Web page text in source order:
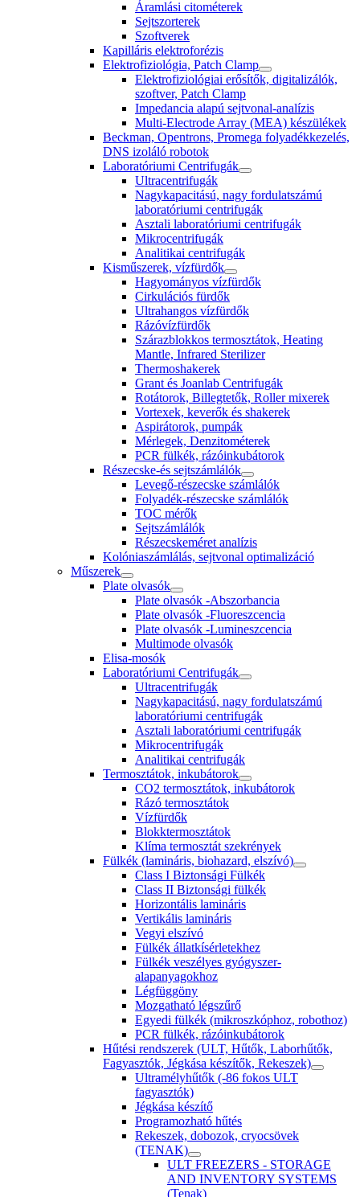
Áramlási citométerek
Sejtszorterek
Szoftverek
Kapilláris elektroforézis
Elektrofiziológia, Patch Clamp
Elektrofiziológiai erősítők, digitalizálók,
szoftver, Patch Clamp
Impedancia alapú sejtvonal-analízis
Multi-Electrode Array (MEA) készülékek
Beckman, Opentrons, Promega folyadékkezelés,
DNS izoláló robotok
Laboratóriumi Centrifugák
Ultracentrifugák
Nagykapacitású, nagy fordulatszámú
laboratóriumi centrifugák
Asztali laboratóriumi centrifugák
Mikrocentrifugák
Analitikai centrifugák
Kisműszerek, vízfürdők
Hagyományos vízfürdők
Cirkulációs fürdők
Ultrahangos vízfürdők
Rázóvízfürdők
Szárazblokkos termosztátok, Heating
Mantle, Infrared Sterilizer
Thermoshakerek
Grant és Joanlab Centrifugák
Rotátorok, Billegtetők, Roller mixerek
Vortexek, keverők és shakerek
Aspirátorok, pumpák
Mérlegek, Denzitométerek
PCR fülkék, rázóinkubátorok
Részecske-és sejtszámlálók
Levegő-részecske számlálók
Folyadék-részecske számlálók
TOC mérők
Sejtszámlálók
Részecskeméret analízis
Kolóniaszámlálás, sejtvonal optimalizáció
Műszerek
Plate olvasók
Plate olvasók -Abszorbancia
Plate olvasók -Fluoreszcencia
Plate olvasók -Lumineszcencia
Multimode olvasók
Elisa-mosók
Laboratóriumi Centrifugák
Ultracentrifugák
Nagykapacitású, nagy fordulatszámú
laboratóriumi centrifugák
Asztali laboratóriumi centrifugák
Mikrocentrifugák
Analitikai centrifugák
Termosztátok, inkubátorok
CO2 termosztátok, inkubátorok
Rázó termosztátok
Vízfürdők
Blokktermosztátok
Klíma termosztát szekrények
Fülkék (lamináris, biohazard, elszívó)
Class I Biztonsági Fülkék
Class II Biztonsági fülkék
Horizontális lamináris
Vertikális lamináris
Vegyi elszívó
Fülkék állatkísérletekhez
Fülkék veszélyes gyógyszer-
alapanyagokhoz
Légfüggöny
Mozgatható légszűrő
Egyedi fülkék (mikroszkóphoz, robothoz)
PCR fülkék, rázóinkubátorok
Hűtési rendszerek (ULT, Hűtők, Laborhűtők,
Fagyasztók, Jégkása készítők, Rekeszek)
Ultramélyhűtők (-86 fokos ULT
fagyasztók)
Jégkása készítő
Programozható hűtés
Rekeszek, dobozok, cryocsövek
(TENAK)
ULT FREEZERS - STORAGE
AND INVENTORY SYSTEMS
(Tenak)